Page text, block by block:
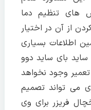
های تنظیم دما
از آن در اختیار
اطلاعات بسیاری
ساید بای ساید دوو
وجود نخواهد
می تواند تصمیم
فریزر برای وی